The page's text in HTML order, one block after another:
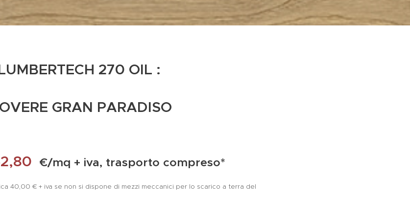
270 OIL :
GRAN PARADISO
€/mq + iva, trasporto compreso*
40,00 € + iva se non si dispone di mezzi meccanici per lo scarico a terra del